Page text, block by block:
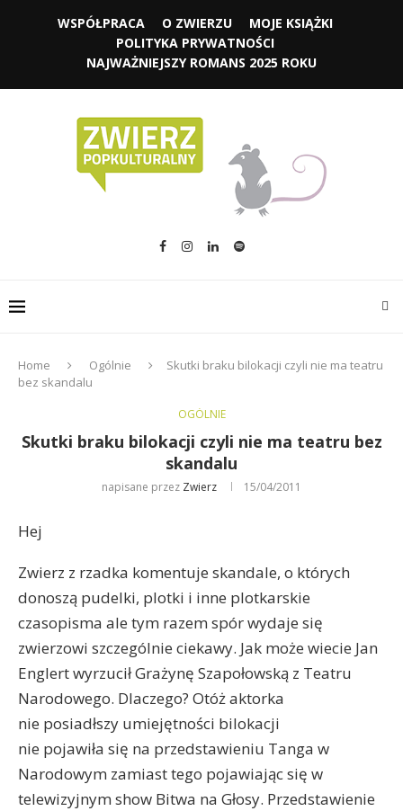
WSPÓŁPRACA O ZWIERZU
MOJE KSIĄŻKI
POLITYKA PRYWATNOŚCI
NAJWAŻNIEJSZY ROMANS 2025 ROKU
Home Ogólnie
Skutki braku bilokacji czyli nie ma teatru
bez skandalu
OGÓLNIE
Skutki braku bilokacji czyli nie ma teatru bez
skandalu
napisane przez Zwierz 15/04/2011
Hej
Zwierz z rzadka komentuje skandale, o których
donoszą pudelki, plotki i inne plotkarskie
czasopisma ale tym razem spór wydaje się
zwierzowi szczególnie ciekawy. Jak może wiecie Jan
Englert wyrzucił Grażynę Szapołowską z Teatru
Narodowego. Dlaczego? Otóż aktorka
nie posiadłszy umiejętności bilokacji
nie pojawiła się na przedstawieniu Tanga w
Narodowym zamiast tego pojawiając się w
telewizyjnym show Bitwa na Głosy. Przedstawienie